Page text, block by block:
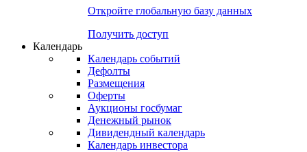
Откройте глобальную базу данных
Получить доступ
Календарь
Календарь событий
Дефолты
Размещения
Оферты
Аукционы госбумаг
Денежный рынок
Дивидендный календарь
Календарь инвестора